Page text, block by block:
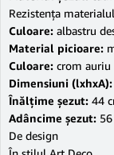
Rezistenţa
Culoare: albastru
Material picioare:
Culoare: crom auriu
Dimensiuni (lxhxA):
Înălţime şezut: 44
Adâncime şezut:
De design